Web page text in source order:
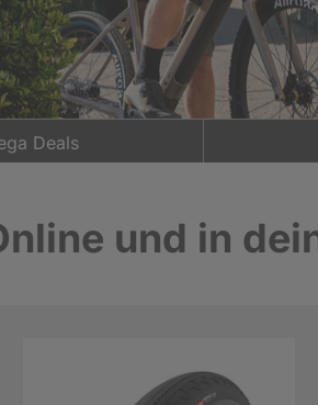
Deals
und in